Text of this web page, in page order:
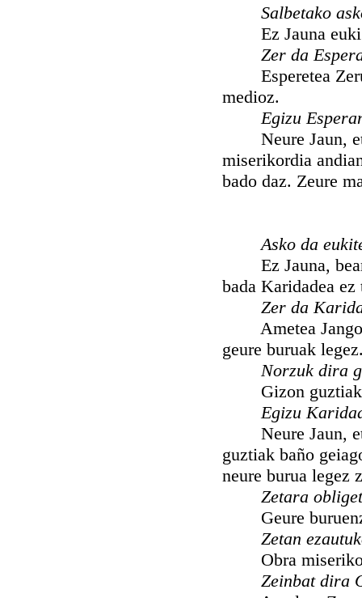
Salbetako
Ez Jauna euki
Zer da
Esperetea
medioz.
Egizu
Neure Jaun, eta
miserikordia
bado daz. Zeure
Asko da
Ez Jauna,
bada Karidadea
Zer da
Ametea
geure buruak
Norzuk dira
Gizon guztiak:
Egizu
Neure Jaun, eta
guztiak baño
neure burua legez
Zetara
Geure
Zetan
Obra
Zeinbat dira